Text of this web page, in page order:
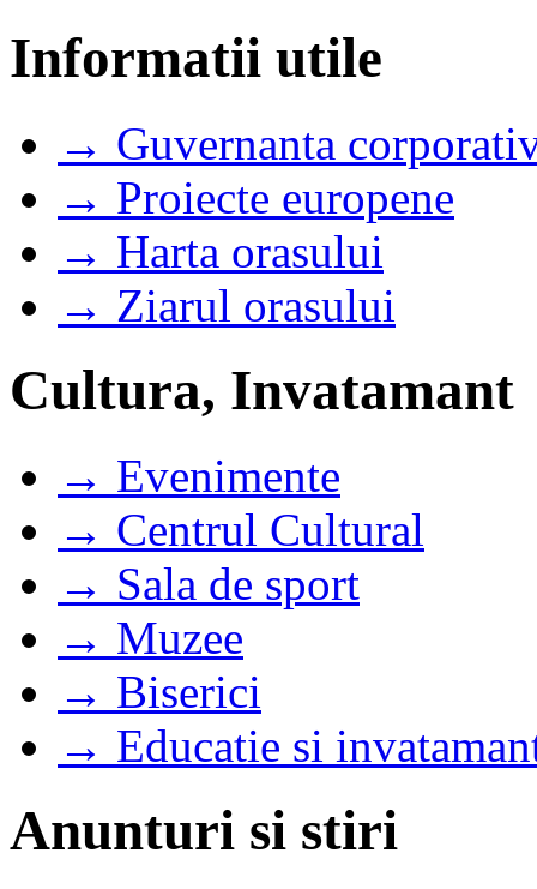
Informatii utile
→ Guvernanta
→ Proiecte europene
→ Harta orasului
→ Ziarul orasului
Cultura, Invatamant
→ Evenimente
→ Centrul Cultural
→ Sala de sport
→ Muzee
→ Biserici
→ Educatie si
Anunturi si stiri